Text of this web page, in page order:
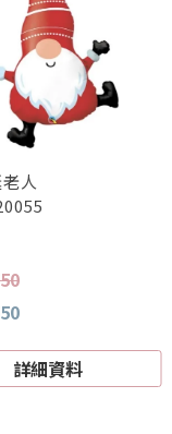
人
詳細資料